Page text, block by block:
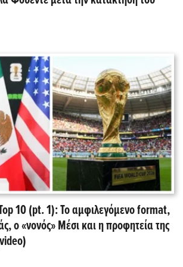
10 (pt. 1): Το αμφιλεγόμενο format,
ο «νονός» Μέσι και η προφητεία της